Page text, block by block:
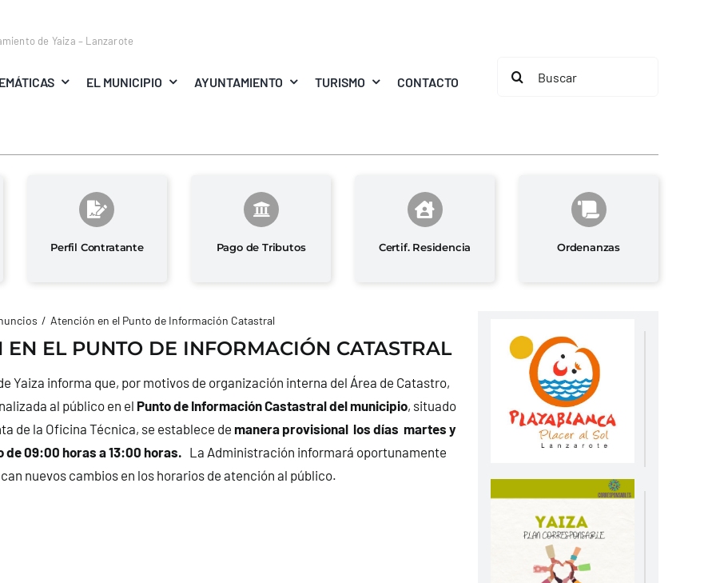
de Yaiza – Lanzarote
EL MUNICIPIO AYUNTAMIENTO TURISMO CONTACTO
Buscar:
Perfil Contratante Pago de Tributos Certif. Residencia Ordenanzas
Atención en el Punto de Información Catastral
EN EL PUNTO DE INFORMACIÓN CATASTRAL
Yaiza informa que, por motivos de organización interna del Área de Catastro,
al público en el Punto de Información Castastral del municipio, situado
de la Oficina Técnica, se establece demanera provisional los días martes y
de 09:00 horas a 13:00 horas. La Administración informará oportunamente
nuevos cambios en los horarios de atención al público.